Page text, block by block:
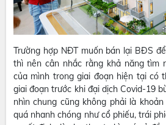
Trường hợp NĐT muốn bán lại BĐS
thì nên cân nhắc rằng khả năng tìm
của mình trong giai đoạn hiện tại có
giai đoạn trước khi đại dịch Covid-19
nhìn chung cũng không phải là
quá nhanh chóng như cổ phiếu, trái